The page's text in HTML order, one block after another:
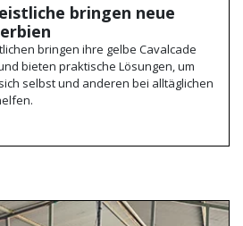
bringen neue
bringen ihre gelbe Cavalcade
bieten praktische Lösungen, um
selbst und anderen bei alltäglichen